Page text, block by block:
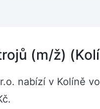
(m/ž)
nabízí v Kolíně